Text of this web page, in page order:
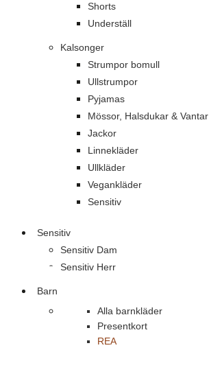
Shorts
Underställ
Kalsonger
Strumpor bomull
Ullstrumpor
Pyjamas
Mössor, Halsdukar & Vantar
Jackor
Linnekläder
Ullkläder
Vegankläder
Sensitiv
Sensitiv
Sensitiv Dam
Sensitiv Herr
Barn
Alla barnkläder
Presentkort
REA